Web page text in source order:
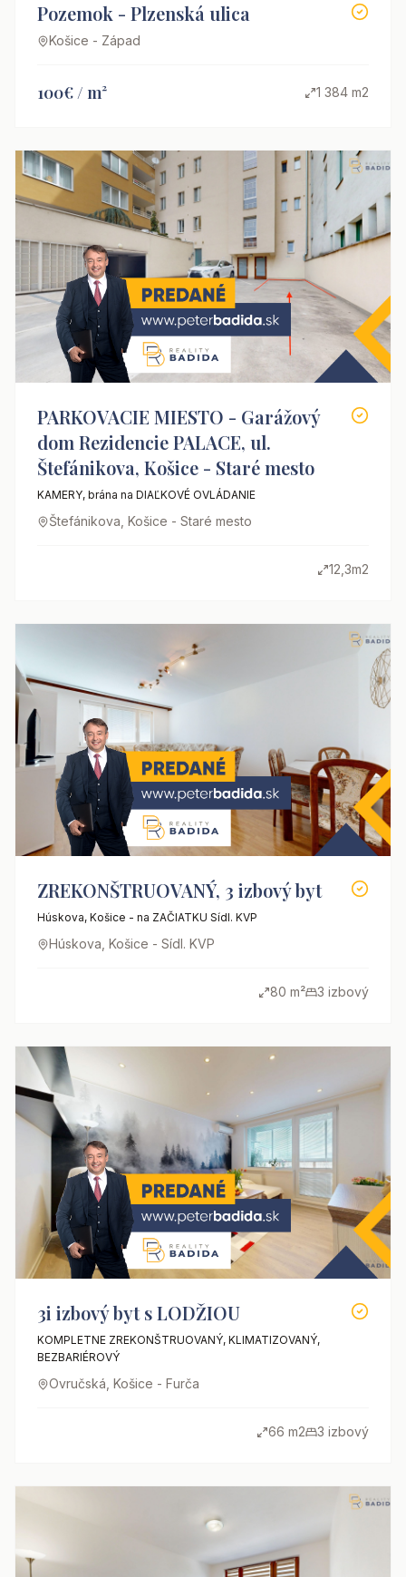
Pozemok - Plzenská ulica
Košice - Západ
100€ / m² 1 384 m2
PARKOVACIE MIESTO - Garážový
dom Rezidencie PALACE, ul.
Štefánikova, Košice - Staré mesto
KAMERY, brána na DIAĽKOVÉ OVLÁDANIE
Štefánikova, Košice - Staré mesto
12,3m2
ZREKONŠTRUOVANÝ, 3 izbový byt
Húskova, Košice - na ZAČIATKU Sídl. KVP
Húskova, Košice - Sídl. KVP
80 m² 3 izbový
3i izbový byt s LODŽIOU
KOMPLETNE ZREKONŠTRUOVANÝ, KLIMATIZOVANÝ,
BEZBARIÉROVÝ
Ovručská, Košice - Furča
66 m2 3 izbový